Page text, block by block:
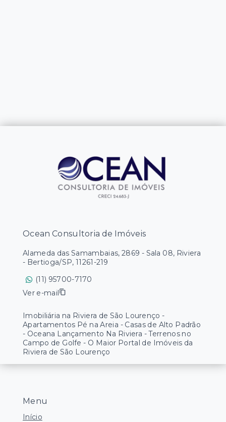
Menu
Início
Ocean Consultoria de Imóveis
Alameda das Samambaias, 2869 - Sala 08, Riviera
- Bertioga/SP, 11261-219
(11) 95700-7170
Ver e-mail
Imobiliária na Riviera de São Lourenço -
Apartamentos Pé na Areia - Casas de Alto Padrão
- Oceana Lançamento Na Riviera - Terrenos no
Campo de Golfe - O Maior Portal de Imóveis da
Riviera de São Lourenço